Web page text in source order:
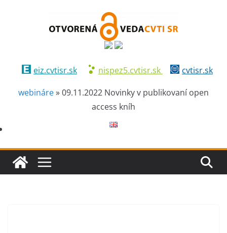
eiz.cvtisr.sk nispez5.cvtisr.sk
cvtisr.sk
webináre»09.11.2022 Novinky v publikovaní open
access kníh